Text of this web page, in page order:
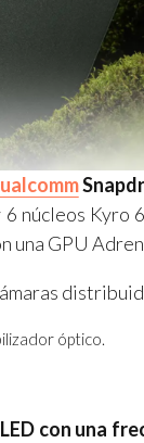
núcleos Kyro
una GPU
óptico.
con una